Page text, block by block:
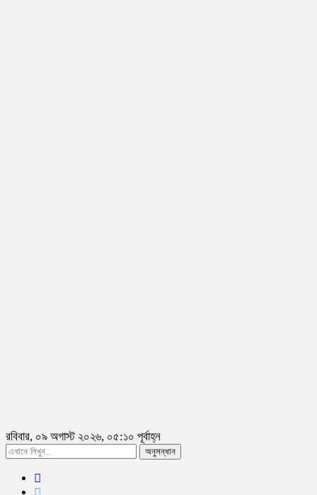
রবিবার, ০৯ অগাস্ট ২০২৬, ০৫:১০ পূর্বাহ্ন
অনুসন্ধান